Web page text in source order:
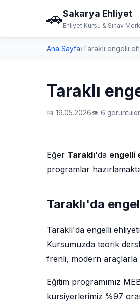
🚗Sakarya Ehliyet
Ehliyet Kursu & Sınav
Ana Sayfa›Taraklı engelli
Taraklı
📅 19.05.2026👁 6
Eğer Taraklı'da engelli
programlar
Taraklı'da
Taraklı'da engelli
Kursumuzda teorik
frenli, modern araçlarla
Eğitim programımız
kursiyerlerimiz %97